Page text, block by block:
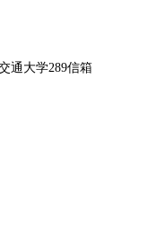
通大学289信箱